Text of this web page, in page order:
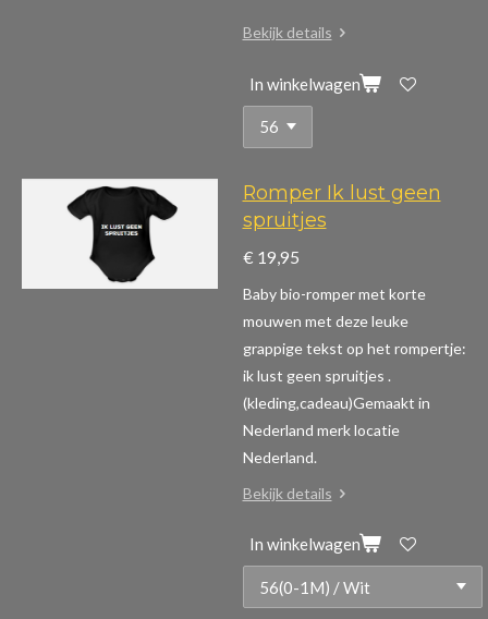
Bekijk details
In winkelwagen
Romper Ik lust geen
spruitjes
€ 19,95
Baby bio-romper met korte
mouwen met deze leuke
grappige tekst op het rompertje:
ik lust geen spruitjes .
(kleding,cadeau)Gemaakt in
Nederland merk locatie
Nederland.
Bekijk details
In winkelwagen